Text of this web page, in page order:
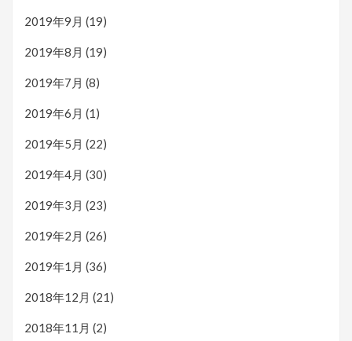
2019年9月 (19)
2019年8月 (19)
2019年7月 (8)
2019年6月 (1)
2019年5月 (22)
2019年4月 (30)
2019年3月 (23)
2019年2月 (26)
2019年1月 (36)
2018年12月 (21)
2018年11月 (2)